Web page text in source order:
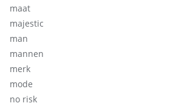
maat
majestic
man
mannen
merk
mode
no risk